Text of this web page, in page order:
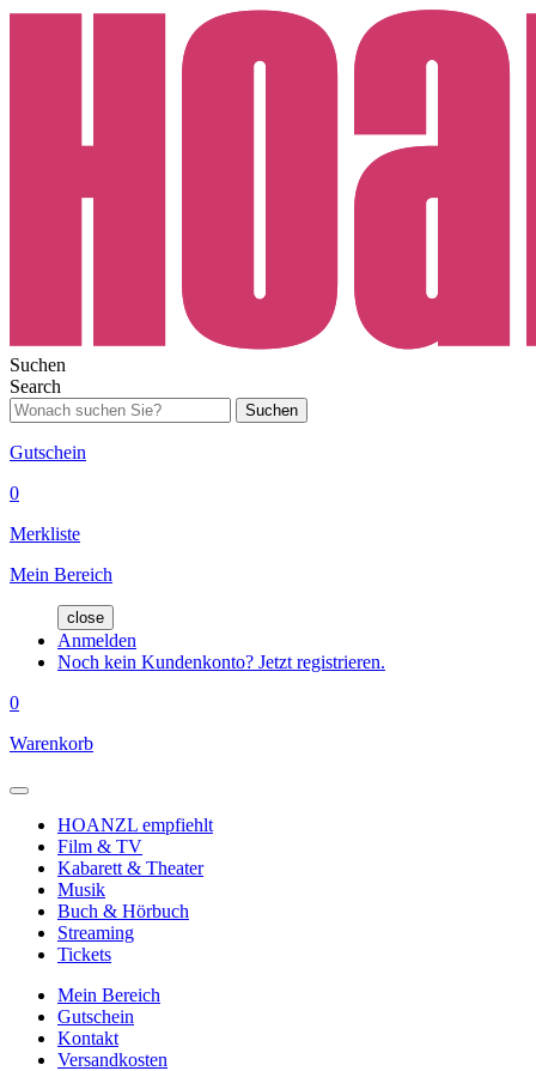
Suchen
Search
Suchen
Gutschein
0
Merkliste
Mein Bereich
close
Anmelden
Noch kein Kundenkonto? Jetzt registrieren.
0
Warenkorb
HOANZL empfiehlt
Film & TV
Kabarett & Theater
Musik
Buch & Hörbuch
Streaming
Tickets
Mein Bereich
Gutschein
Kontakt
Versandkosten